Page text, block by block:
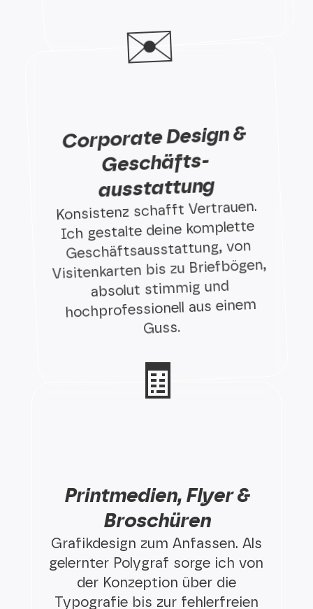
✉️
Corporate Design &
Geschäfts­
ausstattung
Konsistenz schafft Vertrauen.
Ich gestalte deine komplette
Geschäftsausstattung, von
Visitenkarten bis zu Briefbögen,
absolut stimmig und
hochprofessionell aus einem
Guss.
🧾
Printmedien, Flyer &
Broschüren
Grafikdesign zum Anfassen. Als
gelernter Polygraf sorge ich von
der Konzeption über die
Typografie bis zur fehlerfreien